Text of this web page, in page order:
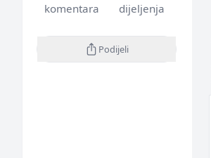
komentara dijeljenja
Podijeli